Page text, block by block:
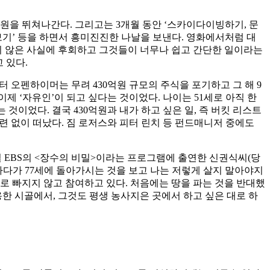
뛰쳐나간다. 그리고는 3개월 동안 ‘스카이다이빙하기, 문
’ 등을 하면서 흥미진진한 나날을 보낸다. 영화에서처럼 대
은 사실에 후회하고 그것들이 너무나 쉽고 간단한 일이라는
있다.
오펜하이머는 무려 430억원 규모의 주식을 포기하고 그 해 9
‘자유인’이 되고 싶다는 것이었다. 나이는 51세로 아직 한
것이었다. 결국 430억원과 내가 하고 싶은 일, 즉 버킷 리스트
없이 떠났다. 짐 로저스와 피터 린치 등 펀드매니저 중에도
의 <장수의 비밀>이라는 프로그램에 출연한 신권식씨(당
가 77세에 돌아가시는 것을 보고 나는 저렇게 살지 말아야지
빠지지 않고 참여하고 있다. 처음에는 땅을 파는 것을 반대했
시골에서, 그것도 평생 농사지은 곳에서 하고 싶은 대로 하